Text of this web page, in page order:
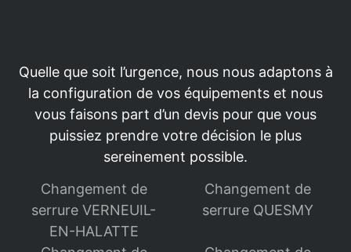
Quelle que soit l’urgence, nous nous adaptons à
la configuration de vos équipements et nous
vous faisons part d’un devis pour que vous
puissiez prendre votre décision le plus
sereinement possible.
Changement de
serrure VERNEUIL-
EN-HALATTE
Changement de
serrure QUESMY